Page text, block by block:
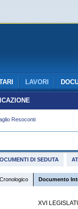
LAVORI
Resoconti
DI SEDUTA
Documento
XVI